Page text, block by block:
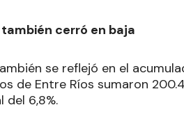
cerró en baja
se reflejó en el
de Entre Ríos sumaron
del 6,8%.